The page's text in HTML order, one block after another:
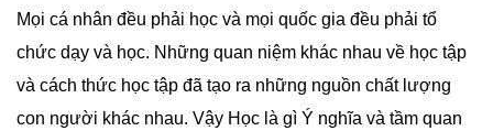
Mọi cá nhân đều phải học và mọi quốc gia đều phải tổ
chức dạy và học. Những quan niệm khác nhau về học tập
và cách thức học tập đã tạo ra những nguồn chất lượng
con người khác nhau. Vậy Học là gì Ý nghĩa và tầm quan